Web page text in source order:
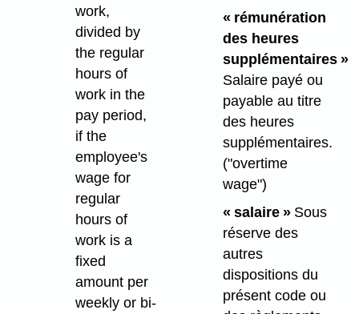
work,
divided by
the regular
hours of
work in the
pay period,
if the
employee's
wage for
regular
hours of
work is a
fixed
amount per
weekly or bi-
« rémunération
des heures
supplémentaires »
Salaire payé ou
payable au titre
des heures
supplémentaires.
("overtime
wage")
« salaire »Sous
réserve des
autres
dispositions du
présent code ou